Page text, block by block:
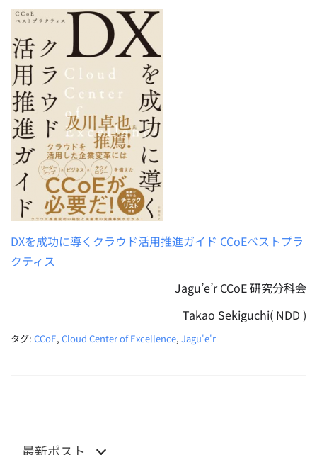
DXを成功に導くクラウド活用推進ガイド CCoEベストプラ
クティス
Jagu’e’r CCoE 研究分科会
Takao Sekiguchi( NDD )
タグ: CCoE, Cloud Center of Excellence, Jagu'e'r
最新ポスト